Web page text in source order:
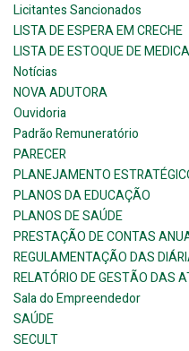
Licitantes Sancionados
LISTA DE ESPERA EM CRECHE
LISTA DE ESTOQUE DE
Notícias
NOVA ADUTORA
Ouvidoria
Padrão Remuneratório
PARECER
PLANEJAMENTO
PLANOS DA EDUCAÇÃO
PLANOS DE SAÚDE
PRESTAÇÃO DE CONTAS
REGULAMENTAÇÃO DAS
RELATÓRIO DE GESTÃO DAS
Sala do Empreendedor
SAÚDE
SECULT